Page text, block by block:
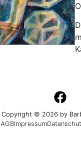
Copyright © 2026 by
AGBImpressum